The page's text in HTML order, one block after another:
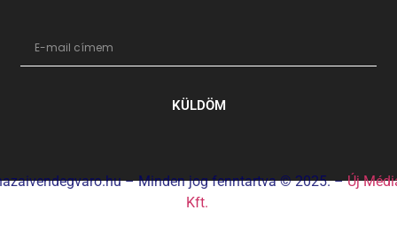
KÜLDÖM
– Minden jog fenntartva © 2025. –Új
Kft.